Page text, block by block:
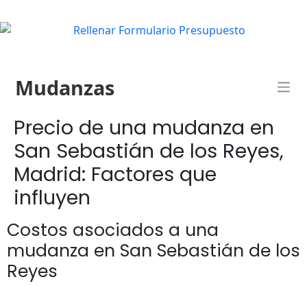
Mudanzas
Precio de una mudanza en
San Sebastián de los Reyes,
Madrid: Factores que
influyen
Costos asociados a una
mudanza en San Sebastián de los
Reyes